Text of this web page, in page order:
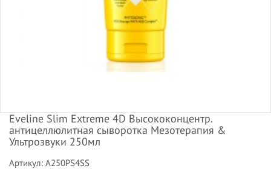
Eveline Slim Extreme 4D Высококонцентр.
антицеллюлитная сыворотка Мезотерапия &
Ультрозвуки 250мл
Артикул: A250PS4SS